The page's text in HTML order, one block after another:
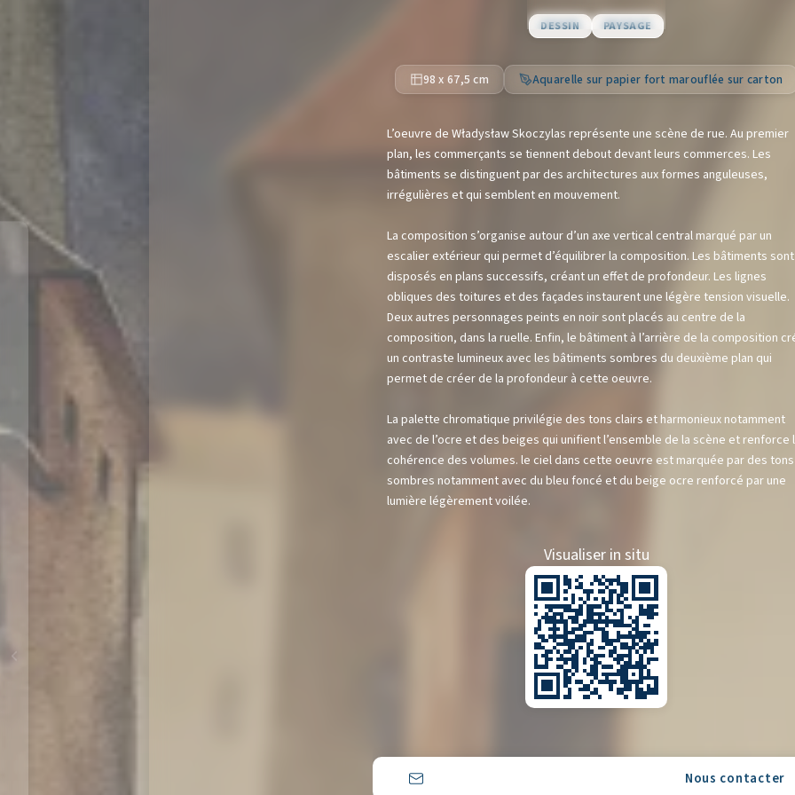
DESSIN PAYSAGE
98 x 67,5 cm Aquarelle sur papier fort marouflée sur carton
L’oeuvre de Władysław Skoczylas représente une scène de rue. Au premier
plan, les commerçants se tiennent debout devant leurs commerces. Les
bâtiments se distinguent par des architectures aux formes anguleuses,
irrégulières et qui semblent en mouvement.
La composition s’organise autour d’un axe vertical central marqué par un
escalier extérieur qui permet d’équilibrer la composition. Les bâtiments sont
disposés en plans successifs, créant un effet de profondeur. Les lignes
obliques des toitures et des façades instaurent une légère tension visuelle.
Deux autres personnages peints en noir sont placés au centre de la
composition, dans la ruelle. Enfin, le bâtiment à l’arrière de la composition
un contraste lumineux avec les bâtiments sombres du deuxième plan qui
permet de créer de la profondeur à cette oeuvre.
La palette chromatique privilégie des tons clairs et harmonieux notamment
avec de l’ocre et des beiges qui unifient l’ensemble de la scène et renforce
cohérence des volumes. le ciel dans cette oeuvre est marquée par des tons
sombres notamment avec du bleu foncé et du beige ocre renforcé par une
lumière légèrement voilée.
Visualiser in situ
Nous contacter